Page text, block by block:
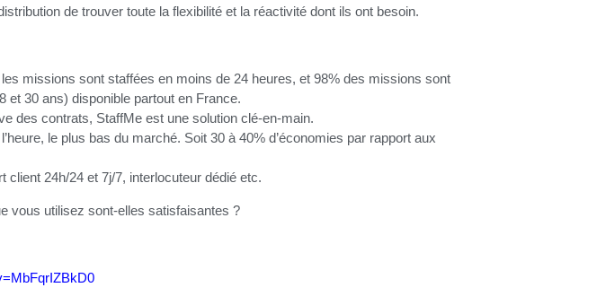
de trouver toute la flexibilité et la réactivité dont ils ont besoin.
les missions sont staffées en moins de 24 heures, et 98% des missions sont
et 30 ans) disponible partout en France.
des contrats, StaffMe est une solution clé-en-main.
le plus bas du marché. Soit 30 à 40% d’économies par rapport aux
client 24h/24 et 7j/7, interlocuteur dédié etc.
vous utilisez sont-elles satisfaisantes ?